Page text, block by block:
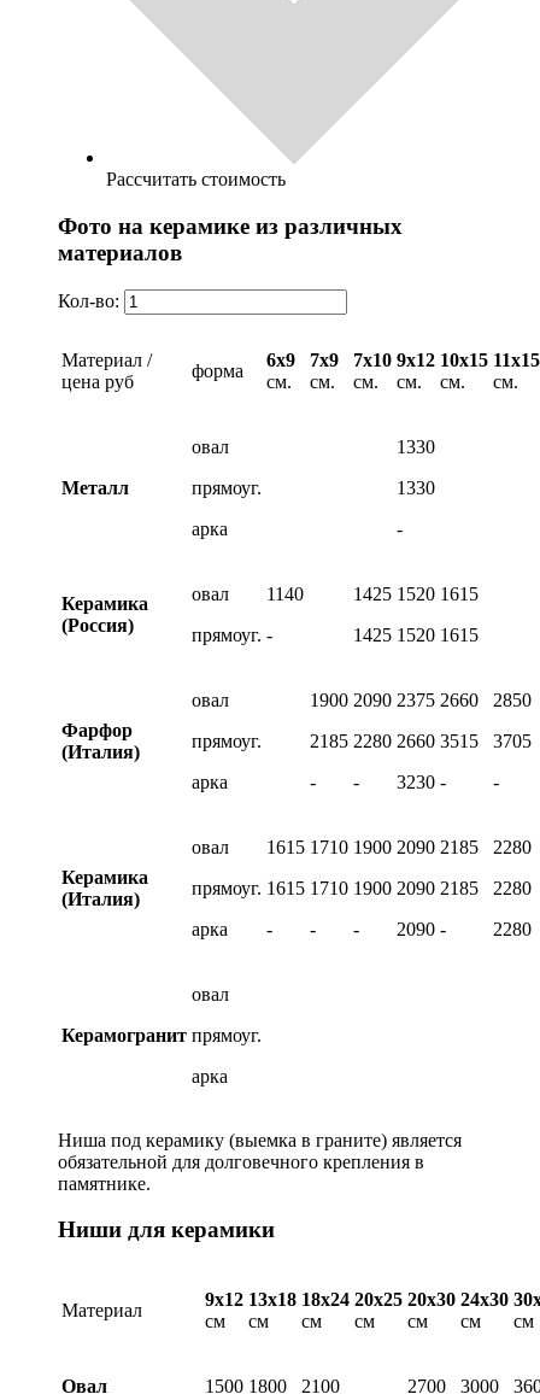
Рассчитать стоимость
Фото на керамике из различных
материалов
Кол-во:
Материал /
цена руб
форма
6х9
см.
7х9
см.
7х10
см.
9х12
см.
10х15
см.
11х15
см.
Металл
овал
прямоуг.
арка
1330
1330
-
Керамика
(Россия)
овал
прямоуг.
1140
-
1425
1425
1520
1520
1615
1615
Фарфор
(Италия)
овал
прямоуг.
арка
1900
2185
-
2090
2280
-
2375
2660
3230
2660
3515
-
2850
3705
-
Керамика
(Италия)
овал
прямоуг.
арка
1615
1615
-
1710
1710
-
1900
1900
-
2090
2090
2090
2185
2185
-
2280
2280
2280
Керамогранит
овал
прямоуг.
арка
Ниша под керамику (выемка в граните) является
обязательной для долговечного крепления в
памятнике.
Ниши для керамики
Материал
9х12
см
13х18
см
18х24
см
20х25
см
20х30
см
24х30
см
см
Овал 1500 1800 2100 2700 3000